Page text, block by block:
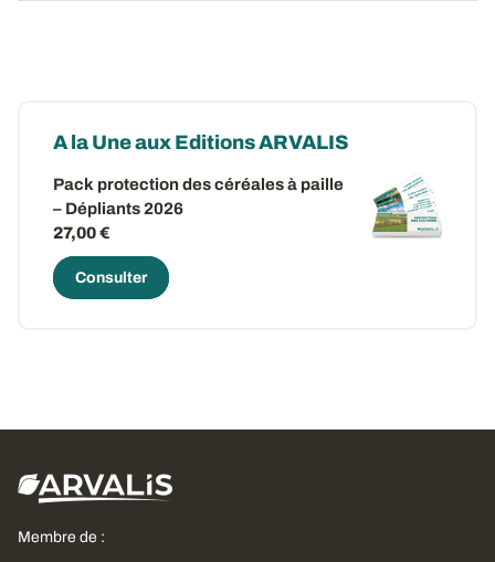
A la Une aux Editions ARVALIS
Pack protection des céréales à paille
– Dépliants 2026
27,00 €
Consulter
Membre de :